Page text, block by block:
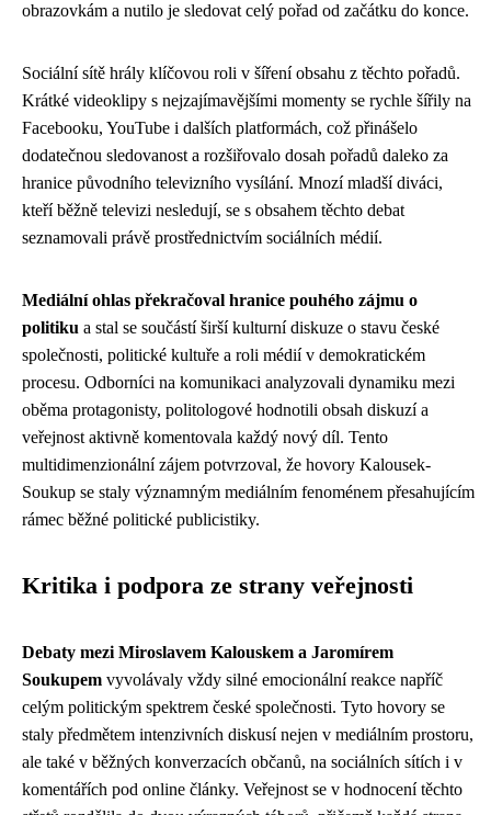
obrazovkám a nutilo je sledovat celý pořad od začátku do konce.
Sociální sítě hrály klíčovou roli v šíření obsahu z těchto pořadů.
Krátké videoklipy s nejzajímavějšími momenty se rychle šířily na
Facebooku, YouTube i dalších platformách, což přinášelo
dodatečnou sledovanost a rozšiřovalo dosah pořadů daleko za
hranice původního televizního vysílání. Mnozí mladší diváci,
kteří běžně televizi nesledují, se s obsahem těchto debat
seznamovali právě prostřednictvím sociálních médií.
Mediální ohlas překračoval hranice pouhého zájmu o
politiku a stal se součástí širší kulturní diskuze o stavu české
společnosti, politické kultuře a roli médií v demokratickém
procesu. Odborníci na komunikaci analyzovali dynamiku mezi
oběma protagonisty, politologové hodnotili obsah diskuzí a
veřejnost aktivně komentovala každý nový díl. Tento
multidimenzionální zájem potvrzoval, že hovory Kalousek-
Soukup se staly významným mediálním fenoménem přesahujícím
rámec běžné politické publicistiky.
Kritika i podpora ze strany veřejnosti
Debaty mezi Miroslavem Kalouskem a Jaromírem
Soukupem vyvolávaly vždy silné emocionální reakce napříč
celým politickým spektrem české společnosti. Tyto hovory se
staly předmětem intenzivních diskusí nejen v mediálním prostoru,
ale také v běžných konverzacích občanů, na sociálních sítích i v
komentářích pod online články. Veřejnost se v hodnocení těchto